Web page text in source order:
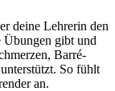
deine Lehrerin den
Übungen gibt und
Barré-
So fühlt
an.